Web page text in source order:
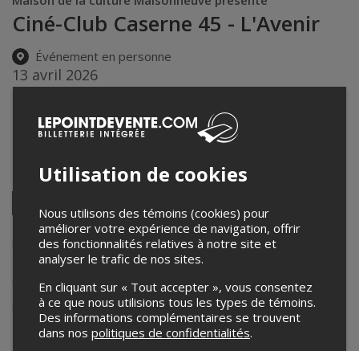
Ciné-Club Caserne 45 - L'Avenir
Événement en personne
13 avril 2026
19h00 – 21h00 / Entrée: 18h00
Maison de la culture Maisonneuve
4200, rue Ontario est,Montréal QC,Canada
Partagez cet événement
Facebook LinkedinPinterestEnvoyer
par
courriel
Lepointdevente.com agit à titre de mandataire pour Maison de la
culture Maisonneuvedans le cadre de l’affichage en ligne et la vente
de billets pour ses événements.
Pour plus d’information à propos de cet événement, veuillez
contacter l’organisateur de l’événement, Maison de la culture
Maisonneuve, àmc.maisonneuve@montreal.ca.
Utilisation de cookies
Nous utilisons des témoins (cookies) pour
améliorer votre expérience de navigation, offrir
des fonctionnalités relatives à notre site et
analyser le trafic de nos sites.
En cliquant sur « Tout accepter », vous consentez
à ce que nous utilisions tous les types de témoins.
Des informations complémentaires se trouvent
dans nos politiques de confidentialités.